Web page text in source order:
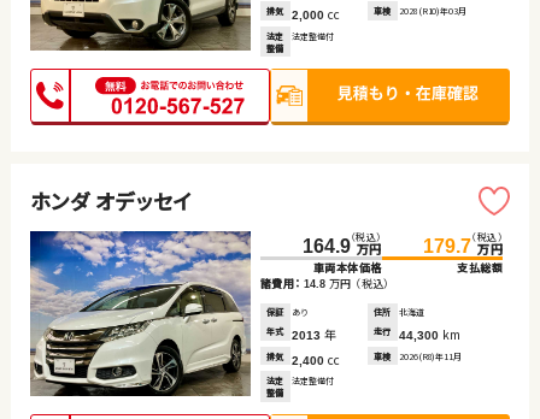
排気 2,000 cc 車検 2028(R10)年03月
法定
整備
法定整備付
ホンダ オデッセイ
164.9（税込）
万円
車両本体価格
179.7（税込）
万円
支払総額
諸費用： 14.8 万円 （税込）
保証 あり 住所
北海道
年式
2013 年 走行 44,300 km
排気 2,400 cc 車検 2026(R8)年11月
法定
整備
法定整備付